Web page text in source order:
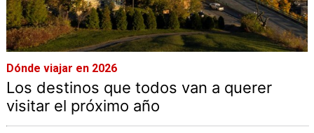
Dónde viajar en 2026
Los destinos que todos van a querer
visitar el próximo año